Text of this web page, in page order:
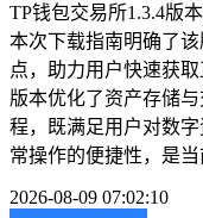
TP钱包交易所1.3.4版
本次下载指南明确了
点，助力用户快速获
版本优化了资产存储
程，既满足用户对数
常操作的便捷性，是
2026-08-09 07:02:10